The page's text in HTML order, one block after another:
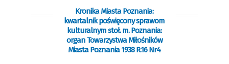
Kronika Miasta Poznania:
kwartalnik poświęcony sprawom
kulturalnym stoł. m. Poznania:
organ Towarzystwa Miłośników
Miasta Poznania 1938 R.16 Nr4